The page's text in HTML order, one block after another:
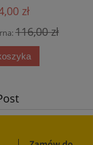
zł
116,00 zł